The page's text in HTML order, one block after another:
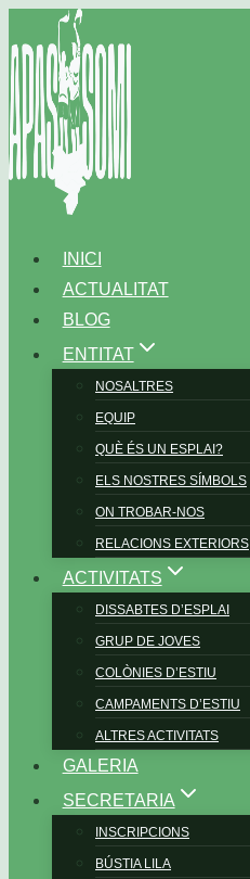
al
contingut
INICI
ACTUALITAT
BLOG
ENTITAT
NOSALTRES
EQUIP
QUÈ ÉS UN ESPLAI?
ELS NOSTRES SÍMBOLS
ON TROBAR-NOS
RELACIONS EXTERIORS
ACTIVITATS
DISSABTES D’ESPLAI
GRUP DE JOVES
COLÒNIES D’ESTIU
CAMPAMENTS D’ESTIU
ALTRES ACTIVITATS
GALERIA
SECRETARIA
INSCRIPCIONS
BÚSTIA LILA